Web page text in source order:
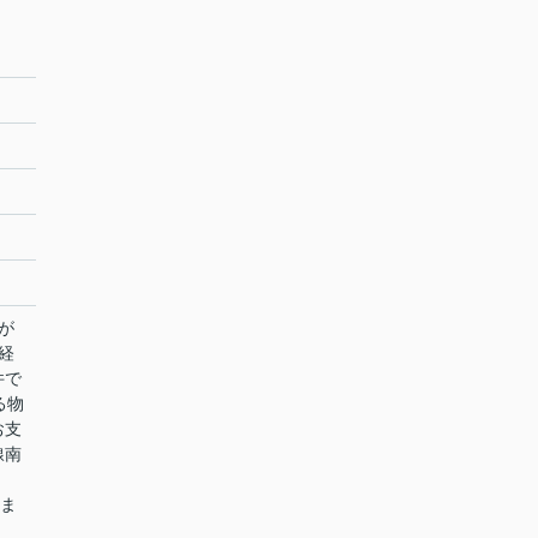
で
物
支
南